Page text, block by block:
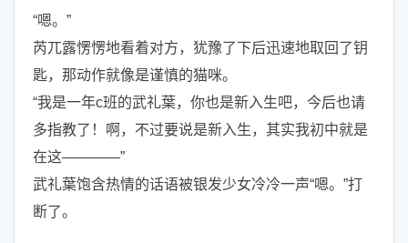
“嗯。”
芮兀露愣愣地看着对方，犹豫了下后迅速地取回了钥
匙，那动作就像是谨慎的猫咪。
“我是一年c班的武礼葉，你也是新入生吧，今后也请
多指教了！啊，不过要说是新入生，其实我初中就是
在这————”
武礼葉饱含热情的话语被银发少女冷冷一声“嗯。”打
断了。